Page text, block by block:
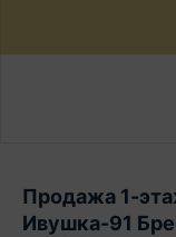
Продажа 1-
Ивушка-91